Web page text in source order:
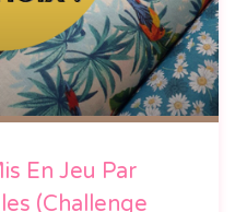
En Jeu Par
(Challenge